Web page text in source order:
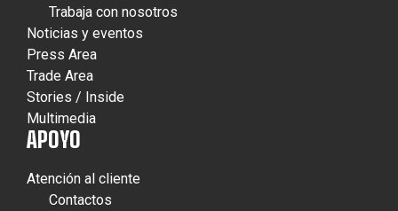
Trabaja con nosotros
Noticias y eventos
Press Area
Trade Area
Stories / Inside
Multimedia
APOYO
Atención al cliente
Contactos